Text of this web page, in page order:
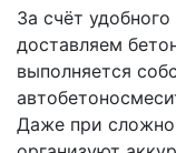
За счёт
доставляем
выполняется
Даже при